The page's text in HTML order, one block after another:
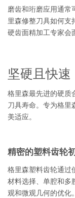
磨齿和珩磨应用通常
里森修整刀具如何支
硬齿面精加工专家会
坚硬且快速
格里森最先进的硬质
刀具寿命。专为格里
美适应。
精密的塑料齿轮
格里森塑料齿轮通过
材料选择、单腔和多
观和微观几何的优化。